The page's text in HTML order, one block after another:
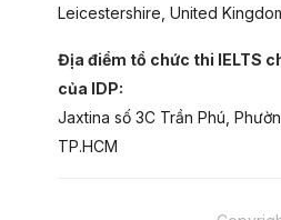
Leicestershire, United
Địa điểm tổ chức thi IELTS
của IDP:
Jaxtina số 3C Trần Phú,
TP.HCM